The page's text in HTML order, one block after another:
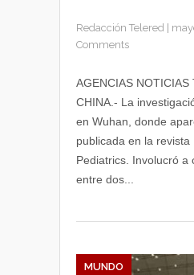
Redacción Telered
Comments
AGENCIAS NOTICIAS
CHINA.- La
en Wuhan, donde
publicada en la revista
Pediatrics. Involucró a
entre dos...
MUNDO